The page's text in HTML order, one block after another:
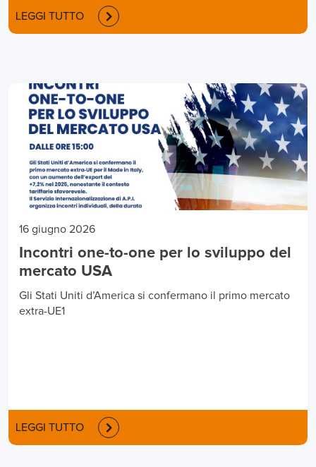
LEGGI TUTTO
16 giugno 2026
Incontri one-to-one per lo sviluppo del
mercato USA
Gli Stati Uniti d’America si confermano il primo mercato
extra-UE1
LEGGI TUTTO